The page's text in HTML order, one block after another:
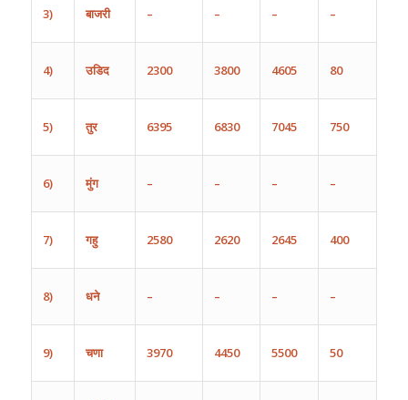
3) बाजरी – – – –
4) उडिद 2300 3800 4605 80
5) तुर 6395 6830 7045 750
6) मुंग – – – –
7) गहु 2580 2620 2645 400
8) धने – – – –
9) चणा 3970 4450 5500 50